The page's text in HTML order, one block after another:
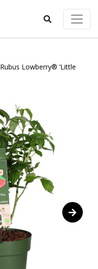
Rubus Lowberry® ‘Little